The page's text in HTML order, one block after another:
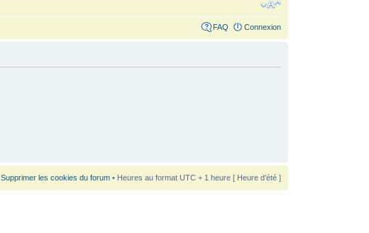
FAQ Connexion
Supprimer les cookies du forum• Heures au format UTC + 1 heure [ Heure d’été ]